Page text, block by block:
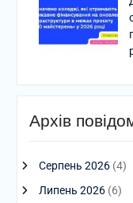
Архів
Серпень 2026(4)
Липень 2026(6)